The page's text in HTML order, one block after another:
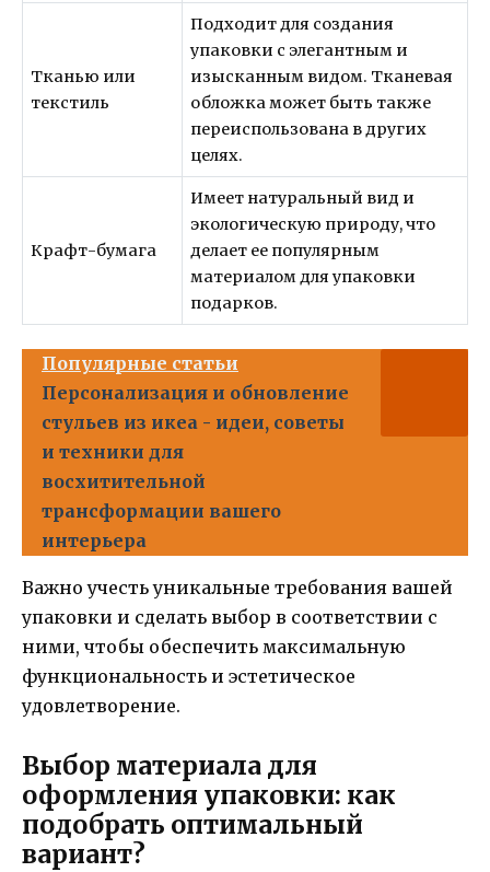
Тканью или
текстиль
Подходит для создания
упаковки с элегантным и
изысканным видом. Тканевая
обложка может быть также
переиспользована в других
целях.
Крафт-бумага
Имеет натуральный вид и
экологическую природу, что
делает ее популярным
материалом для упаковки
подарков.
Популярные статьи
Персонализация и обновление
стульев из икеа - идеи, советы
и техники для
восхитительной
трансформации вашего
интерьера
Важно учесть уникальные требования вашей
упаковки и сделать выбор в соответствии с
ними, чтобы обеспечить максимальную
функциональность и эстетическое
удовлетворение.
Выбор материала для
оформления упаковки: как
подобрать оптимальный
вариант?